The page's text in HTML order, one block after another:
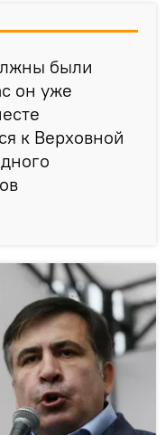
были
он уже
к Верховной